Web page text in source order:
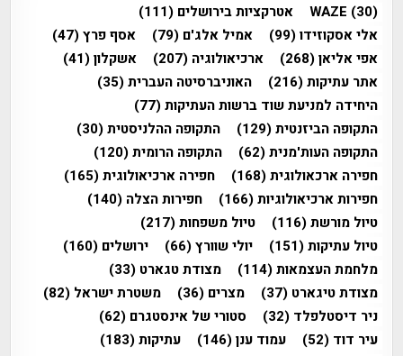
WAZE (30) אטרקציות בירושלים (111)
אלי אסקוזידו(99) אמיל אלג'ם (79) אסף פרץ(47)
אפי אליאן(268) ארכיאולוגיה (207) אשקלון(41)
אתר עתיקות(216) האוניברסיטה העברית(35)
היחידה למניעת שוד ברשות העתיקות(77)
התקופה הביזנטית(129) התקופה ההלניסטית(30)
התקופה העות'מנית(62) התקופה הרומית(120)
חפירה ארכאולוגית(168) חפירה ארכיאולוגית(165)
חפירות ארכיאולוגיות(166) חפירות הצלה (140)
טיול מורשת(116) טיול משפחות(217)
טיול עתיקות(151) יולי שוורץ(66) ירושלים (160)
מלחמת העצמאות(114) מצודת טגארט (33)
מצודת טיגארט (37) מצרים (36) משטרת ישראל (82)
ניר דיסטלפלד (32) סטורי של אינסטגרם (62)
עיר דוד (52) עמוד ענן(146) עתיקות(183)